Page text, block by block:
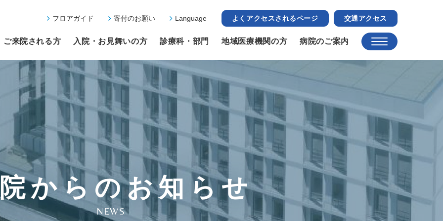
フロアガイド 寄付のお願い Language よくアクセスされるページ 交通アクセス
ご来院される方 入院・お見舞いの方 診療科・部門 地域医療機関の方 病院のご案内
からのお知らせ
NEWS